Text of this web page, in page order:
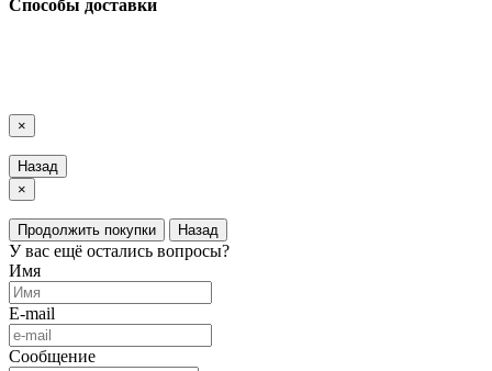
Способы доставки
×
Назад
×
Продолжить покупки Назад
У вас ещё остались вопросы?
Имя
E-mail
Сообщение